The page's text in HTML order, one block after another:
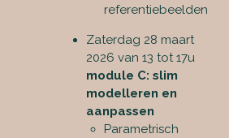
referentiebeelden
Zaterdag 28 maart
2026 van 13 tot 17u
module C: slim
modelleren en
aanpassen
Parametrisch